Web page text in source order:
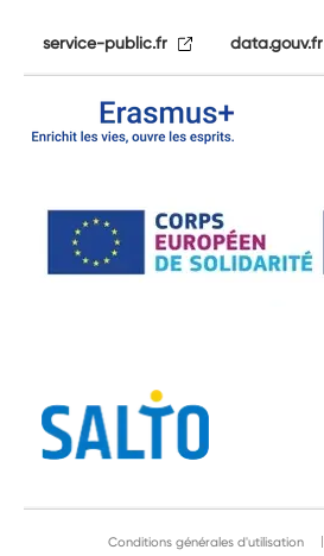
service-public.fr data.gouv.fr
Conditions générales d'utilisation